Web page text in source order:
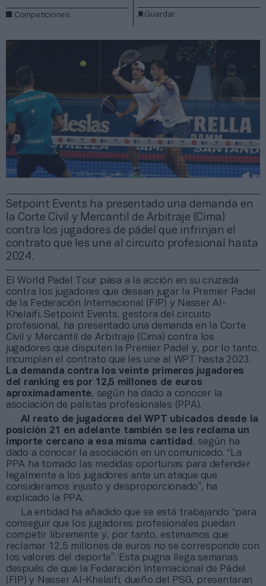
Setpoint Events ha presentado una demanda en
la Corte Civil y Mercantil de Arbitraje (Cima)
contra los jugadores de pádel que infrinjan el
contrato que les une al circuito profesional hasta
2024.
Competiciones Guardar
El World Padel Tour pasa a la acción en su cruzada
contra los jugadores que desean jugar la Premier Padel
de la Federación Internacional (FIP) y Nasser Al-
Khelaifi. Setpoint Events, gestora del circuito
profesional, ha presentado una demanda en la Corte
Civil y Mercantil de Arbitraje (Cima) contra los
jugadores que disputen la Premier Padel y, por lo tanto,
incumplan el contrato que les une al WPT hasta 2023.
La demanda contra los veinte primeros jugadores
del ranking es por 12,5 millones de euros
aproximadamente, según ha dado a conocer la
asociación de palistas profesionales (PPA).
Al resto de jugadores del WPT ubicados desde la
posición 21 en adelante también se les reclama un
importe cercano a esa misma cantidad , según ha
dado a conocer la asociación en un comunicado. “La
PPA ha tomado las medidas oportunas para defender
legalmente a los jugadores ante un ataque que
consideramos injusto y desproporcionado”, ha
explicado la PPA.
La entidad ha añadido que se está trabajando “para
conseguir que los jugadores profesionales puedan
competir libremente y, por tanto, estimamos que
reclamar 12,5 millones de euros no se corresponde con
los valores del deporte”. Esta pugna llega semanas
después de que la Federación Internacional de Pádel
(FIP) y Nasser Al-Khelaifi, dueño del PSG, presentaran